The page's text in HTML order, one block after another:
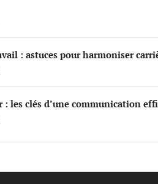
: astuces pour harmoniser
: les clés d’une communication